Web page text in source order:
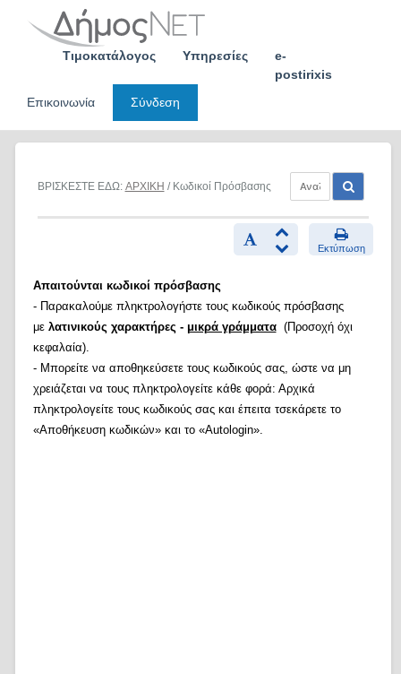
Τιμοκατάλογος Υπηρεσίες
e-
postirixis
Επικοινωνία
Σύνδεση
ΒΡΙΣΚΕΣΤΕ ΕΔΩ: ΑΡΧΙΚΗ / Κωδικοί Πρόσβασης
Εκτύπωση
Απαιτούνται κωδικοί πρόσβασης
- Παρακαλούμε πληκτρολογήστε τους κωδικούς πρόσβασης
με λατινικούς χαρακτήρες - μικρά γράμματα(Προσοχή όχι
κεφαλαία).
- Μπορείτε να αποθηκεύσετε τους κωδικούς σας, ώστε να μη
χρειάζεται να τους πληκτρολογείτε κάθε φορά: Αρχικά
πληκτρολογείτε τους κωδικούς σας και έπειτα τσεκάρετε το
«Αποθήκευση κωδικών» και το «Autologin».